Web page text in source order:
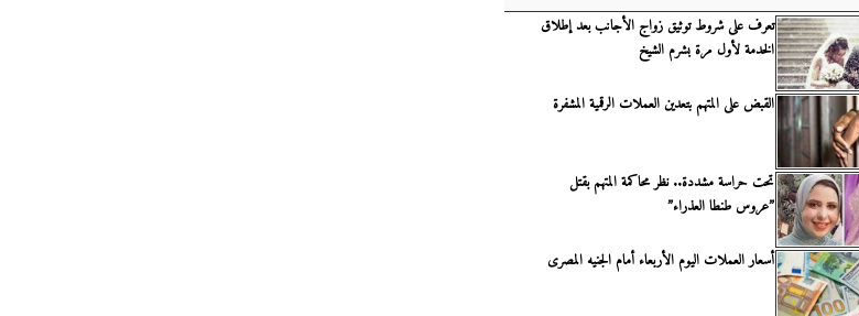
تعرف على شروط توثيق زواج الأجانب بعد إطلاق
الخدمة لأول مرة بشرم الشيخ
القبض على المتهم بتعدين العملات الرقمية المشفرة
تحت حراسة مشددة.. نظر محاكمة المتهم بقتل
”عروس طنطا العذراء”
أسعار العملات اليوم الأربعاء أمام الجنيه المصرى